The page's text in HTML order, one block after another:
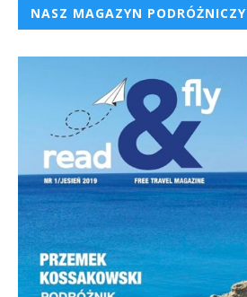
NASZ MAGAZYN PODRÓŻNICZY